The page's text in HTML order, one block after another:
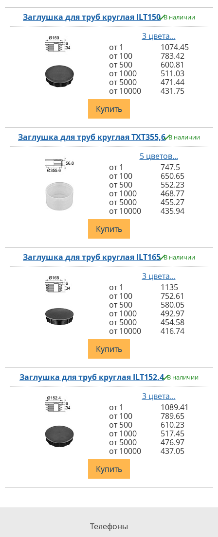
Заглушка для труб круглая ILT150 В наличии
3 цвета...
от 1
1074.45
от 100
783.42
от 500
600.81
от 1000
511.03
от 5000
471.44
от 10000
431.75
Купить
Заглушка для труб круглая TXT355,6 В наличии
5 цветов...
от 1
747.5
от 100
650.65
от 500
552.23
от 1000
468.77
от 5000
455.27
от 10000
435.94
Купить
Заглушка для труб круглая ILT165 В наличии
3 цвета...
от 1
1135
от 100
752.61
от 500
580.05
от 1000
492.97
от 5000
454.58
от 10000
416.74
Купить
Заглушка для труб круглая ILT152,4 В наличии
3 цвета...
от 1
1089.41
от 100
789.65
от 500
610.23
от 1000
517.45
от 5000
476.97
от 10000
437.05
Купить
Телефоны